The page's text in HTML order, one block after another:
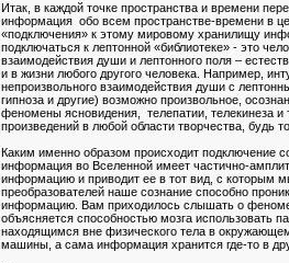
Итак, в каждой точке пространства и времени
информация обо всем пространстве-времени в
«подключения» к этому мировому хранилищу
подключаться к лептонной «библиотеке» - это
взаимодействия души и лептонного поля –
и в жизни любого другого человека. Например,
непроизвольного взаимодействия души с
гипноза и другие) возможно произвольное,
феномены ясновидения, телепатии, телекинеза и
произведений в любой области творчества, будь
Каким именно образом происходит подключение
информация во Вселенной имеет частично-
информацию и приводит ее в тот вид, с которым
преобразователей наше сознание способно
информацию. Вам приходилось слышать о
объясняется способностью мозга использовать
находящимся вне физического тела в
машины, а сама информация хранится где-то в